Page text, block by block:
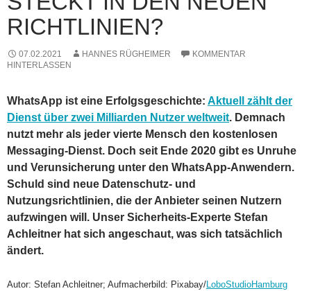
RICHTLINIEN?
07.02.2021 HANNES RÜGHEIMER
KOMMENTAR
HINTERLASSEN
WhatsApp ist eine Erfolgsgeschichte: Aktuell zählt der
Dienst über zwei Milliarden Nutzer weltweit. Demnach
nutzt mehr als jeder vierte Mensch den kostenlosen
Messaging-Dienst. Doch seit Ende 2020 gibt es Unruhe
und Verunsicherung unter den WhatsApp-Anwendern.
Schuld sind neue Datenschutz- und
Nutzungsrichtlinien, die der Anbieter seinen Nutzern
aufzwingen will. Unser Sicherheits-Experte Stefan
Achleitner hat sich angeschaut, was sich tatsächlich
ändert.
Autor: Stefan Achleitner; Aufmacherbild: Pixabay/LoboStudioHamburg